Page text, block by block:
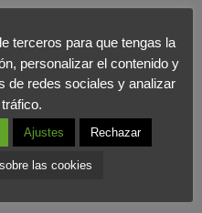
elmercado ya ha
de su competencia no repite
, puede que el
en unos meses. De
la competitividad
terceros para que tengas la
personalizar el contenido y
de redes sociales y analizar
Ajustes Rechazar
las cookies